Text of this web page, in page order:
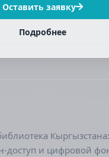
Оставить заявку
Подробнее
доступ и цифровой